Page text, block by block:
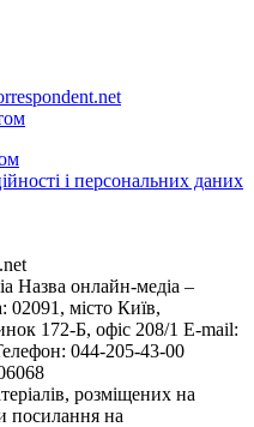
і персональних даних
Назва онлайн-медіа –
02091, місто Київ,
172-Б, офіс 208/1 E-mail:
044-205-43-00
розміщених на
посилання на